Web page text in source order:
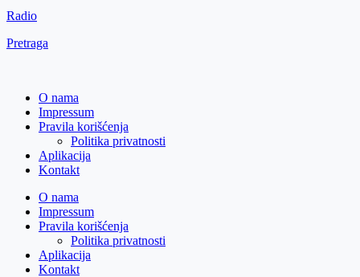
Radio
Pretraga
O nama
Impressum
Pravila korišćenja
Politika privatnosti
Aplikacija
Kontakt
O nama
Impressum
Pravila korišćenja
Politika privatnosti
Aplikacija
Kontakt